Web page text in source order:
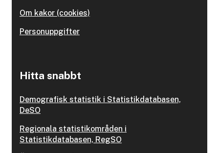
Om kakor (cookies)
Personuppgifter
Hitta snabbt
Demografisk statistik i Statistikdatabasen,
DeSO
Regionala statistikområden i
Statistikdatabasen, RegSO